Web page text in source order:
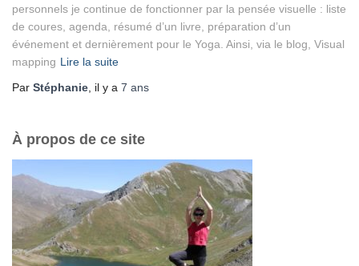
personnels je continue de fonctionner par la pensée visuelle : liste
de coures, agenda, résumé d’un livre, préparation d’un
événement et dernièrement pour le Yoga. Ainsi, via le blog, Visual
mapping Lire la suite
Par Stéphanie , il y a 7 ans
À propos de ce site